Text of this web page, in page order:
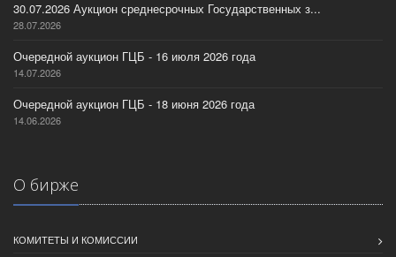
30.07.2026 Аукцион среднесрочных Государственных з...
28.07.2026
Очередной аукцион ГЦБ - 16 июля 2026 года
14.07.2026
Очередной аукцион ГЦБ - 18 июня 2026 года
14.06.2026
О бирже
КОМИТЕТЫ И КОМИССИИ